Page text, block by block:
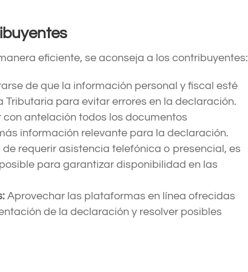
eficiente, se aconseja a los contribuyentes:
de que la información personal y fiscal esté
para evitar errores en la declaración.
con antelación todos los documentos
información relevante para la declaración.
de requerir asistencia telefónica o presencial, es
para garantizar disponibilidad en las
Aprovechar las plataformas en línea ofrecidas
de la declaración y resolver posibles